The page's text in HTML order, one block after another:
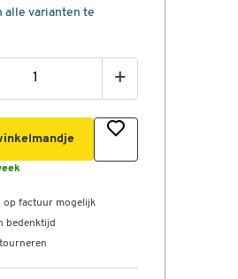
alle varianten te
+
op factuur mogelijk
bedenktijd